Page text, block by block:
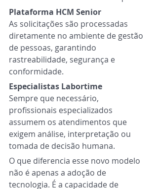
Plataforma HCM Senior
As solicitações são processadas
diretamente no ambiente de gestão
de pessoas, garantindo
rastreabilidade, segurança e
conformidade.
Especialistas Labortime
Sempre que necessário,
profissionais especializados
assumem os atendimentos que
exigem análise, interpretação ou
tomada de decisão humana.
O que diferencia esse novo modelo
não é apenas a adoção de
tecnologia. É a capacidade de